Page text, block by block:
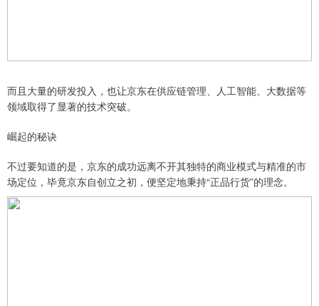
而且大量的研发投入，也让京东在供应链管理、人工智能、大数据等
领域取得了显著的技术突破。
崛起的秘诀
不过要知道的是，京东的成功远离不开其独特的商业模式与精准的市
场定位，毕竟京东自创立之初，便坚定地秉持“正品行货”的理念。